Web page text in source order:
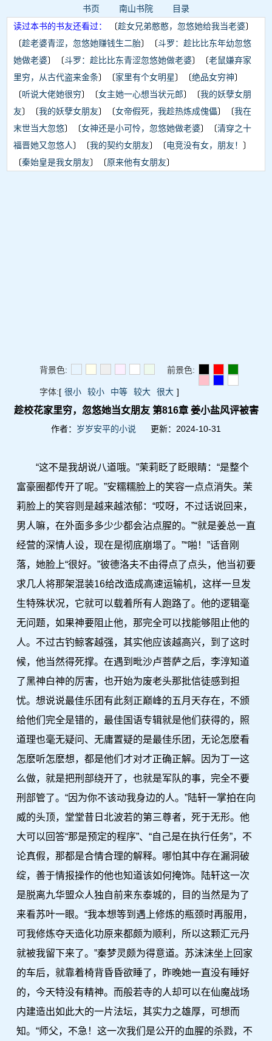
书页 南山书院
目录
读过本书的书友还看过：
〔趁女兄弟憨憨，忽悠她给我当老婆〕
〔趁老婆青涩，忽悠她赚钱生二胎〕〔斗罗：趁比比东年幼忽悠
她做老婆〕〔斗罗：趁比比东青涩忽悠她做老婆〕〔老鼠嫌弃家
里穷，从古代盗来金条〕〔家里有个女明星〕〔绝品女穷神〕
〔听说大佬她很穷〕〔女主她一心想当状元郎〕〔我的妖孽女朋
友〕〔我的妖孽女朋友〕〔女帝假死，我趁热炼成傀儡〕〔我在
末世当大忽悠〕〔女神还是小可怜，忽悠她做老婆〕〔清穿之十
福晋她又忽悠人〕〔我的契约女朋友〕〔电竞没有女，朋友！〕
〔秦始皇是我女朋友〕〔原来他有女朋友〕
背景色: 前景色:
字体:[ 很小 较小 中等 较大 很大 ]
趁校花家里穷，忽悠她当女朋友 第816章 姜小盐风评被害
作者： 岁岁安平的小说 更新：2024-10-31
“这不是我胡说八道哦。”茉莉眨了眨眼睛：“是整个
富豪圈都传开了呢。”安糯糯脸上的笑容一点点消失。茉
莉脸上的笑容则是越来越浓郁：“哎呀，不过话说回来，
男人嘛，在外面多多少少都会沾点腥的。”“就是姜总一直
经营的深情人设，现在是彻底崩塌了。”“啪！”话音刚
落，她脸上“很好。”彼德洛夫不由得点了点头，他当初要
求几人将那架混装16给改造成高速运输机，这样一旦发
生特殊状况，它就可以载着所有人跑路了。他的逻辑毫
无问题，如果神要阻止他，那完全可以找能够阻止他的
人。不过古钓鲸客越强，其实他应该越高兴，到了这时
候，他当然得死撑。在遇到毗沙卢菩萨之后，李淳知道
了黑神白神的厉害，也开始为废老头那批信徒感到担
忧。想说说最佳乐团有此刻正巅峰的五月天存在，不颁
给他们完全是错的，最佳国语专辑就是他们获得的，照
道理也毫无疑问、无庸置疑的是最佳乐团，无论怎麽看
怎麽听怎麽想，都是他们才对才正确正解。因为丁一这
么做，就是把刑部绕开了，也就是军队的事，完全不要
刑部管了。“因为你不该动我身边的人。”陆轩一掌拍在向
威的头顶，堂堂昔日北波若的第三尊者，死于无形。他
大可以回答“那是预定的程序”、“自己是在执行任务”，不
论真假，那都是合情合理的解释。哪怕其中存在漏洞破
绽，善于情报操作的他也知道该如何掩饰。陆轩这一次
是脱离九华盟众人独自前来东泰城的，目的当然是为了
来看苏叶一眼。“我本想等到遇上修炼的瓶颈时再服用，
可我修炼夺天造化功原来都颇为顺利，所以这颗汇元丹
就被我留下来了。”秦梦灵颇为得意道。苏沫沫坐上回家
的车后，就靠着椅背昏昏欲睡了，昨晚她一直没有睡好
的，今天特没有精神。而般若寺的人却可以在仙魔战场
内建造出如此大的一片法坛，其实力之雄厚，可想而
知。“师父，不急！这一次我们是公开的血腥的杀戮，不